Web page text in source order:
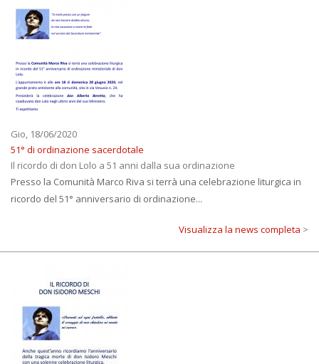
Gio, 18/06/2020
51° di ordinazione sacerdotale
Il ricordo di don Lolo a 51 anni dalla sua ordinazione
Presso la Comunità Marco Riva si terrà una celebrazione liturgica in
ricordo del 51° anniversario di ordinazione...
Visualizza la news completa >